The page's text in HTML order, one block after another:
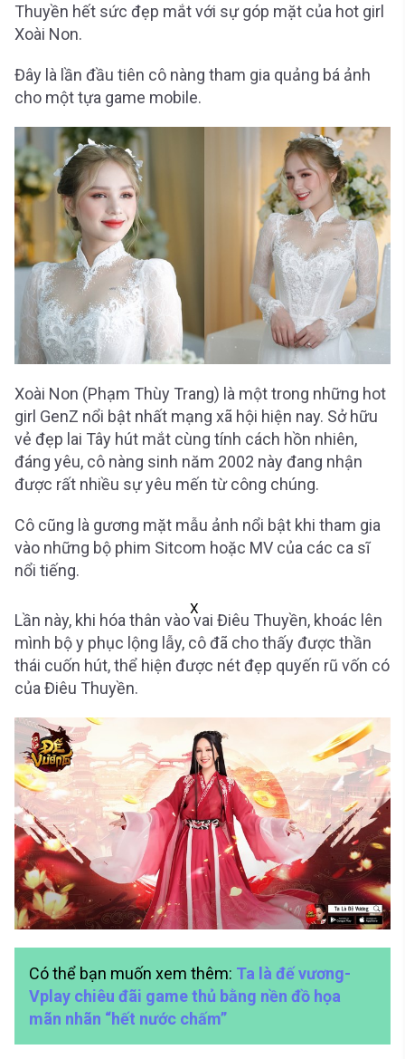
Thuyền hết sức đẹp mắt với sự góp mặt của hot girl
Xoài Non.
Đây là lần đầu tiên cô nàng tham gia quảng bá ảnh
cho một tựa game mobile.
Xoài Non (Phạm Thùy Trang) là một trong những hot
girl GenZ nổi bật nhất mạng xã hội hiện nay. Sở hữu
vẻ đẹp lai Tây hút mắt cùng tính cách hồn nhiên,
đáng yêu, cô nàng sinh năm 2002 này đang nhận
được rất nhiều sự yêu mến từ công chúng.
Cô cũng là gương mặt mẫu ảnh nổi bật khi tham gia
vào những bộ phim Sitcom hoặc MV của các ca sĩ
nổi tiếng.
X
Lần này, khi hóa thân vào vai Điêu Thuyền, khoác lên
mình bộ y phục lộng lẫy, cô đã cho thấy được thần
thái cuốn hút, thể hiện được nét đẹp quyến rũ vốn có
của Điêu Thuyền.
Có thể bạn muốn xem thêm: Ta là đế vương-
Vplay chiêu đãi game thủ bằng nền đồ họa
mãn nhãn “hết nước chấm”